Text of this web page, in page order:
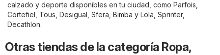
calzado y deporte disponibles en tu ciudad, como Parfois
Cortefiel Tous Desigual Sfera Bimba y Lola Sprinter,
Decathlon.
Otras tiendas de la categoría Ropa,